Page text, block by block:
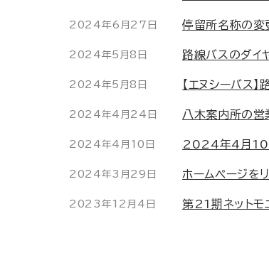
2024年6月27日 停留所名称の
2024年5月8日 路線バスのダイ
2024年5月8日 【エヌシーバス
2024年4月24日 八木案内所の営
2024年4月10日 2024年4月10
2024年3月29日 ホームページを
2023年12月4日 第21期ネットモ